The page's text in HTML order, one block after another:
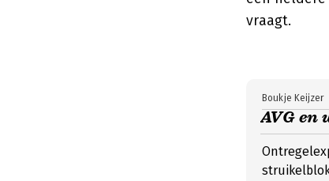
vraagt.
AVG en
Boukje Keijzer